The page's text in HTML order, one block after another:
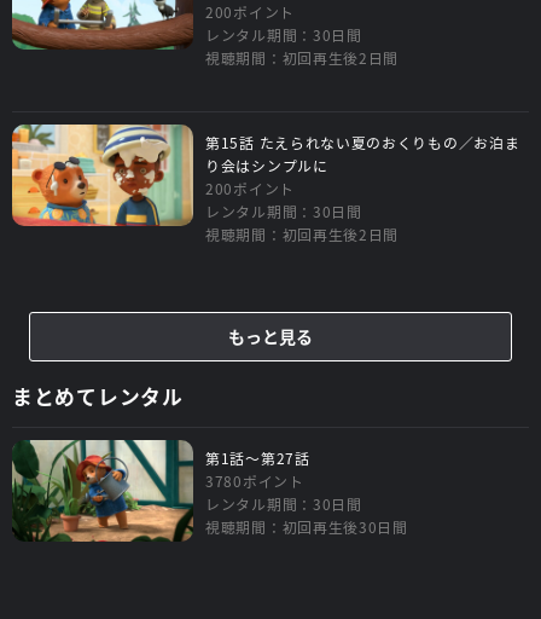
200ポイント
レンタル期間：30日間
視聴期間：初回再生後2日間
第15話 たえられない夏のおくりもの／お泊ま
り会はシンプルに
200ポイント
レンタル期間：30日間
視聴期間：初回再生後2日間
もっと見る
まとめてレンタル
第1話～第27話
3780ポイント
レンタル期間：30日間
視聴期間：初回再生後30日間